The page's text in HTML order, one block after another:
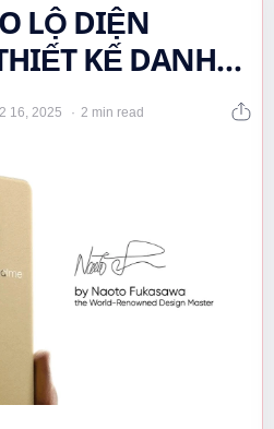
LỘ DIỆN
KẾ DANH
VƯỢT KỲ
2 min read